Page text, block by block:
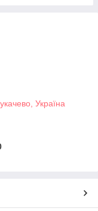
Україна